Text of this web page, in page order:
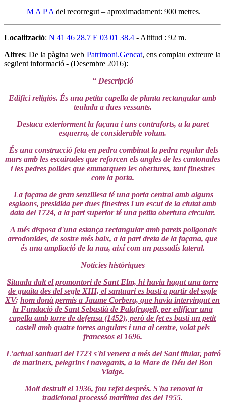
M A P A del recorregut – aproximadament: 900 metres.
Localització: N 41 46 28.7 E 03 01 38.4 - Altitud : 92 m.
Altres: De la pàgina web Patrimoni.Gencat, ens complau extreure la
següent informació - (Desembre 2016):
“ Descripció
Edifici religiós. És una petita capella de planta rectangular amb
teulada a dues vessants.
Destaca exteriorment la façana i uns contraforts, a la paret
esquerra, de considerable volum.
És una construcció feta en pedra combinat la pedra regular dels
murs amb les escairades que reforcen els angles de les cantonades
i les pedres polides que emmarquen les obertures, tant finestres
com la porta.
La façana de gran senzillesa té una porta central amb alguns
esglaons, presidida per dues finestres i un escut de la ciutat amb
data del 1724, a la part superior té una petita obertura circular.
A més disposa d'una estança rectangular amb parets poligonals
arrodonides, de sostre més baix, a la part dreta de la façana, que
és una ampliació de la nau, així com un passadís lateral.
Notícies històriques
Situada dalt el promontori de Sant Elm, hi havia hagut una torre
de guaita des del segle XIII, el santuari es bastí a partir del segle
XV; hom donà permís a Jaume Corbera, que havia intervingut en
la Fundació de Sant Sebastià de Palafrugell, per edificar una
capella amb torre de defensa (1452), però de fet es bastí un petit
castell amb quatre torres angulars i una al centre, volat pels
francesos el 1696.
L'actual santuari del 1723 s'hi venera a més del Sant titular, patró
de mariners, pelegrins i navegants, a la Mare de Déu del Bon
Viatge.
Molt destruït el 1936, fou refet després. S'ha renovat la
tradicional processó marítima des del 1955.